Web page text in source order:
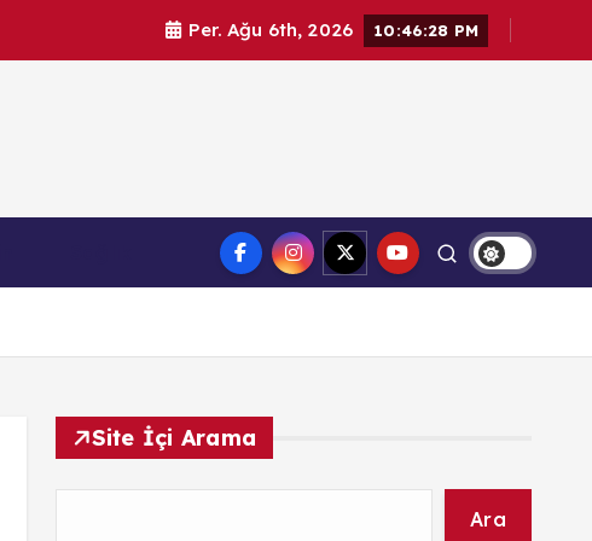
Per. Ağu 6th, 2026 10:46:28 PM
yerel haberler. Doğrulanmış kaynaklar, tarafsız içerik ve
güvenilir haber deneyimi.
Site İçi Arama
Ara